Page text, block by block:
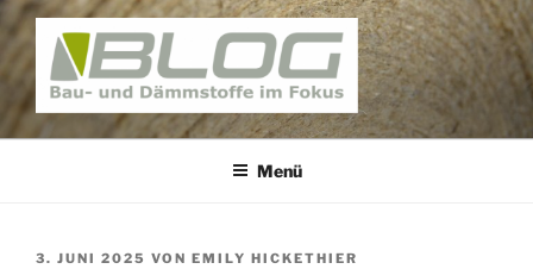
Zum
Inhalt
springen
BAUNATIV – BLOG
Bau und Dämmstoffe im Fokus
Menü
VERÖFFENTLICHT
3. JUNI 2025 VON EMILY HICKETHIER